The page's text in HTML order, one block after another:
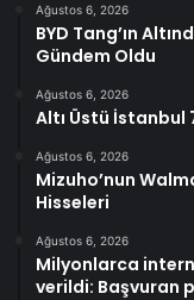
Ağustos 6, 2026
BYD Tang’ın
Gündem Oldu
Ağustos 6, 2026
Altı Üstü İstanbul
Ağustos 6, 2026
Mizuho’nun
Hisseleri
Ağustos 6, 2026
Milyonlarca
verildi: Başvuran